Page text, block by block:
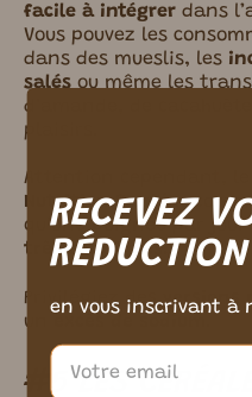
facile à intégrer dans
Vous pouvez les
dans des mueslis, les
salés ou même les
d’amande, de
plaisirs.
Attention cependant, le
Nutrition Santé
qu’une poignée par jour
très caloriques.
Privilégiez desversions
un
#5 LES
RECEVEZ
RÉDUCTION
en vous inscrivant à
ici.